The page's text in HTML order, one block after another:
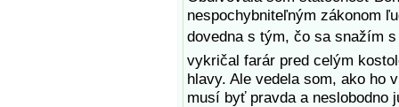
nespochybniteľným zákonom
dovedna s tým, čo sa snažím
vykričal farár pred celým
hlavy. Ale vedela som, ako ho
musí byť pravda a neslobodno